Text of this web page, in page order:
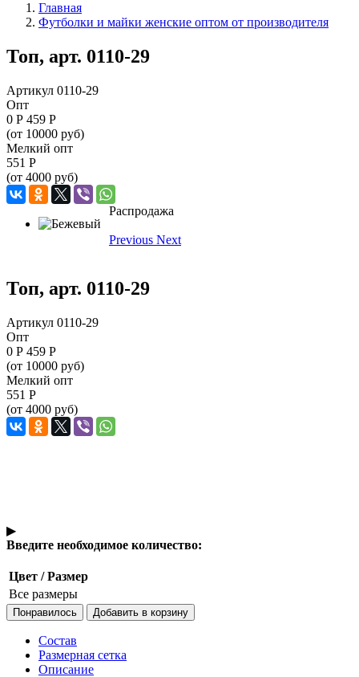
Главная
Футболки и майки женские оптом от производителя
Топ, арт. 0110-29
Артикул 0110-29
Опт
0 Р 459 Р
(от 10000 руб)
Мелкий опт
551 Р
(от 4000 руб)
Распродажа
Previous Next
Топ, арт. 0110-29
Артикул 0110-29
Опт
0 Р 459 Р
(от 10000 руб)
Мелкий опт
551 Р
(от 4000 руб)
▶
Введите необходимое количество:
Цвет / Размер
Все размеры
Понравилось
Состав
Размерная сетка
Описание